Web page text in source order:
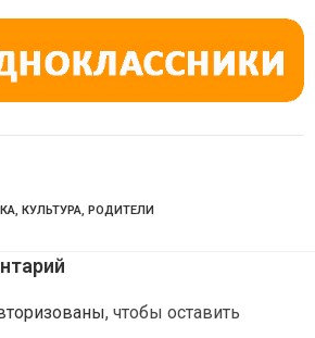
, КУЛЬТУРА, РОДИТЕЛИ
, чтобы оставить